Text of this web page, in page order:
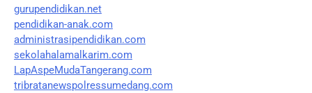
gurupendidikan.net
pendidikan-anak.com
administrasipendidikan.com
sekolahalamalkarim.com
LapAspeMudaTangerang.com
tribratanewspolressumedang.com